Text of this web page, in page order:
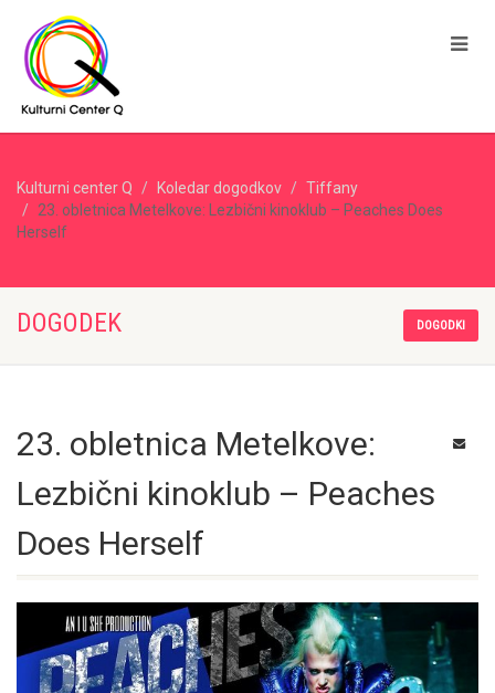
Kulturni center Q Koledar dogodkov
Tiffany
23. obletnica Metelkove: Lezbični kinoklub – Peaches Does
Herself
DOGODEK DOGODKI
23. obletnica Metelkove:
Lezbični kinoklub – Peaches
Does Herself